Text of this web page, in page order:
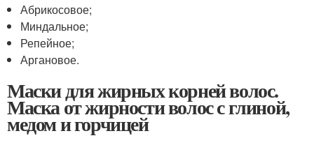
Абрикосовое;
Миндальное;
Репейное;
Аргановое.
Маски для жирных корней волос.
Маска от жирности волос с глиной,
медом и горчицей